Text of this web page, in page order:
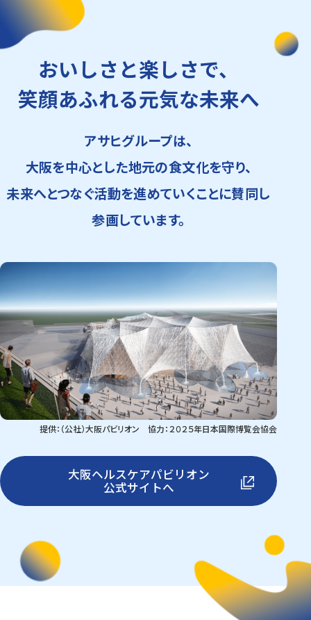
おいしさと楽しさで、
笑顔あふれる元気な未来へ
アサヒグループは、
大阪を中心とした地元の食文化を守り、
未来へとつなぐ活動を進めていくことに賛同し
参画しています。
提供：（公社）大阪パビリオン 協力：２０２５年日本国際博覧会協会
大阪ヘルスケアパビリオン
公式サイトへ